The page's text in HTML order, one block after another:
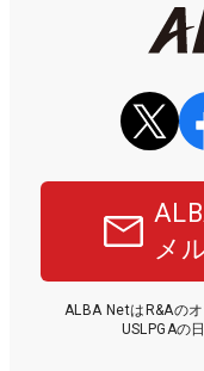
メ
ALBA NetはR&Aの
USLPGAの